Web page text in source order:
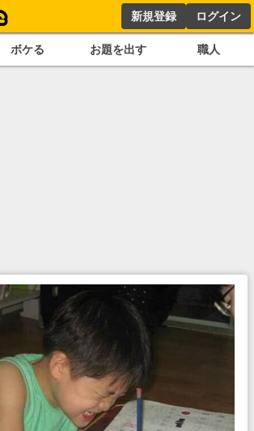
新規登録 ログイン
ボケる お題を出す 職人